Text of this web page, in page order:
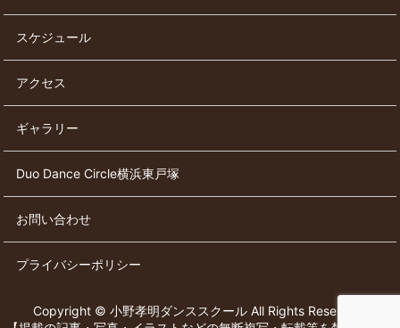
スケジュール
アクセス
ギャラリー
Duo Dance Circle横浜東戸塚
お問い合わせ
プライバシーポリシー
Copyright © 小野孝明ダンススクール All Rights Reserved.